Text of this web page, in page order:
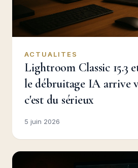
ACTUALITES
Lightroom Classic 15.3
le débruitage IA arrive
c'est du sérieux
5 juin 2026